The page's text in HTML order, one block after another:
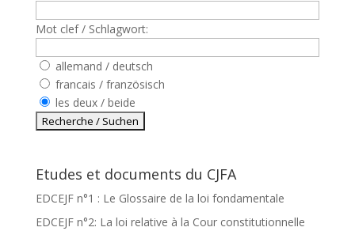
Mot clef / Schlagwort:
allemand / deutsch
francais / französisch
les deux / beide
Etudes et documents du CJFA
EDCEJF n°1 : Le Glossaire de la loi fondamentale
EDCEJF n°2: La loi relative à la Cour constitutionnelle